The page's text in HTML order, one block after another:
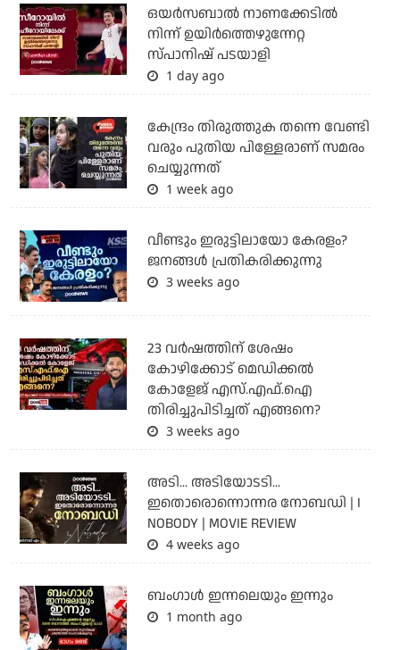
ഒയര്‍സബാൽ നാണക്കേടിൽ
നിന്ന് ഉയിർത്തെഴുന്നേറ്റ
സ്പാനിഷ് പടയാളി
1 day ago
കേന്ദ്രം തിരുത്തുക തന്നെ വേണ്ടി
വരും പുതിയ പിള്ളേരാണ് സമരം
ചെയ്യുന്നത്
1 week ago
വീണ്ടും ഇരുട്ടിലായോ കേരളം?
ജനങ്ങൾ പ്രതികരിക്കുന്നു
3 weeks ago
23 വർഷത്തിന് ശേഷം
കോഴിക്കോട് മെഡിക്കൽ
കോളേജ് എസ്.എഫ്.ഐ
തിരിച്ചുപിടിച്ചത് എങ്ങനെ?
3 weeks ago
അടി... അടിയോടടി...
ഇതൊരൊന്നൊന്നര നോബഡി | I
NOBODY | MOVIE REVIEW
4 weeks ago
ബംഗാള്‍ ഇന്നലെയും ഇന്നും
1 month ago